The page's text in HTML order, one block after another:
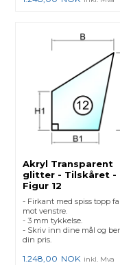
Akryl Transparent
glitter - Tilskåret -
Figur 12
- Firkant med spiss topp
mot venstre.
- 3 mm tykkelse.
- Skriv inn dine mål og
din pris.
1.248,00 NOK inkl. Mva